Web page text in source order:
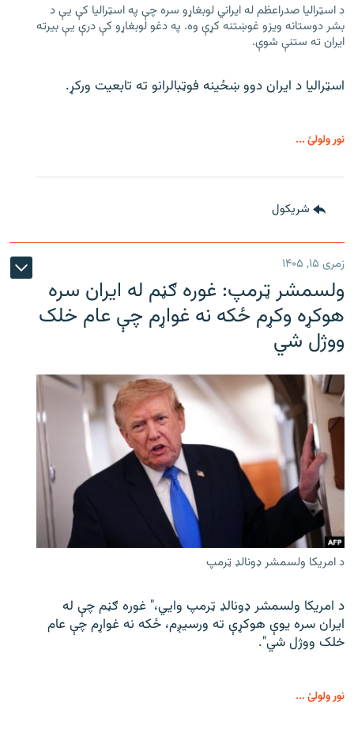
د اسټرالیا صدراعظم له ایراني لوبغاړو سره چې په اسټرالیا کې يې د
بشر دوستانه ویزو غوښتنه کړې وه. په دغو لوبغاړو کې درې يې بیرته
ایران ته ستنې شوې.
اسټرالیا د ایران دوو ښځینه فوټبالرانو ته تابعیت ورکړ.
نور ولولئ ...
شريکول
زمری ۱۵, ۱۴۰۵
ولسمشر ټرمپ: غوره ګڼم له ایران سره
هوکړه وکړم ځکه نه غواړم چې عام خلک
ووژل شي
د امریکا ولسمشر ډونالډ ټرمپ
د امریکا ولسمشر ډونالډ ټرمپ وايي،" غوره ګڼم چې له
ایران سره یوې هوکړې ته ورسیږم، ځکه نه غواړم چې عام
خلک ووژل شي".
نور ولولئ ...